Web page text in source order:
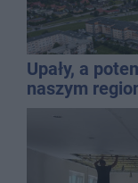
Upały, a
naszym